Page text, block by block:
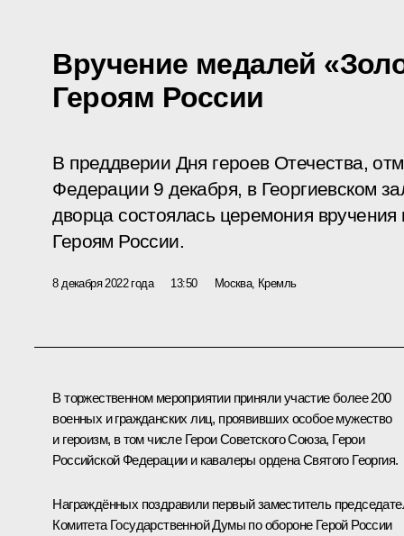
Вручение медалей
Героям России
В преддверии Дня героев Отечества,
Федерации 9 декабря, в Георгиевском
дворца состоялась церемония
Героям России.
8 декабря 2022 года 13:50 Москва, Кремль
В торжественном мероприятии приняли участие более 200
военных и гражданских лиц, проявивших особое мужество
и героизм, в том числе Герои Советского Союза, Герои
Российской Федерации и кавалеры ордена Святого Георгия.
Награждённых поздравили первый заместитель
Комитета Государственной Думы по обороне Герой России